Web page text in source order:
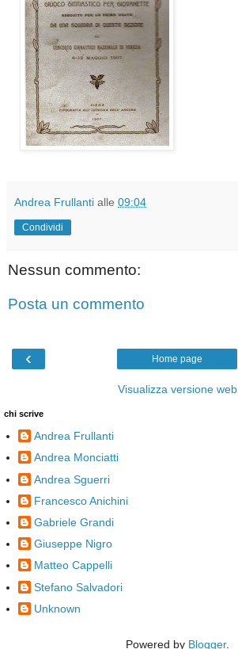
Andrea Frullanti alle 09:04
Condividi
Nessun commento:
Posta un commento
‹ Home page
Visualizza versione web
chi scrive
Andrea Frullanti
Andrea Monciatti
Andrea Sguerri
Francesco Anichini
Gabriele Grandi
Giuseppe Nigro
Matteo Cappelli
Stefano Salvadori
Unknown
Powered by Blogger.